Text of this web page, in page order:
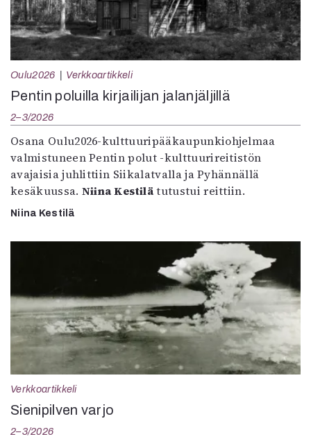
Oulu2026 Verkkoartikkeli
Pentin poluilla kirjailijan jalanjäljillä
2–3/2026
Osana Oulu2026-kulttuuripääkaupunkiohjelmaa
valmistuneen Pentin polut -kulttuurireitistön
avajaisia juhlittiin Siikalatvalla ja Pyhännällä
kesäkuussa. Niina Kestilätutustui reittiin.
Niina Kestilä
Verkkoartikkeli
Sienipilven varjo
2–3/2026